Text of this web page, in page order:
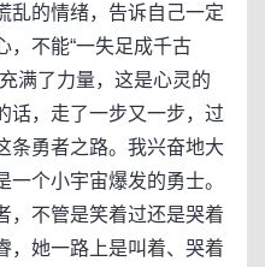
乱的情绪，告诉自己一定
，不能“一失足成千古
满了力量，这是心灵的
话，走了一步又一步，过
条勇者之路。我兴奋地大
个小宇宙爆发的勇士。
，不管是笑着过还是哭着
，她一路上是叫着、哭着